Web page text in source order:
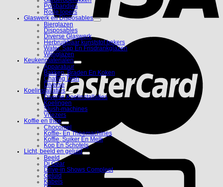
Polsbandjes
Rode lopers
Glaswerk en Disposables
Bierglazen
Disposables
Diverse Glaswerk
Herbruikbaar kunststof bekers
Water, Sap En Frisdrankglazen
Wijnglazen
Keukenmaterialen
Apparatuur
Bakken, Braden En Koken
Chafing Dish
Diverse
Koelinstallaties
Diverse Koelinstallaties
Koelingen
Slush-machines
Vriezers
Koffie en thee
Chocomel
Koffie- En Theemachines
Koffie, Suiker En Melk
Kop En Schotels
Licht, beeld en geluid
Beeld
Dj Gear
Drive-in Shows Compleet
Geluid
Kabels